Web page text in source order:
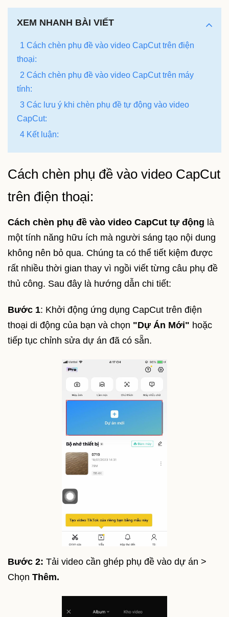
XEM NHANH BÀI VIẾT
1 Cách chèn phụ đề vào video CapCut trên điện
thoại:
2 Cách chèn phụ đề vào video CapCut trên máy
tính:
3 Các lưu ý khi chèn phụ đề tự động vào video
CapCut:
4 Kết luận:
Cách chèn phụ đề vào video CapCut
trên điện thoại:
Cách chèn phụ đề vào video CapCut tự động là
một tính năng hữu ích mà người sáng tạo nội dung
không nên bỏ qua. Chúng ta có thể tiết kiệm được
rất nhiều thời gian thay vì ngồi viết từng câu phụ đề
thủ công. Sau đây là hướng dẫn chi tiết:
Bước 1: Khởi động ứng dụng CapCut trên điện
thoại di động của bạn và chọn "Dự Án Mới" hoặc
tiếp tục chỉnh sửa dự án đã có sẵn.
Bước 2: Tải video cần ghép phụ đề vào dự án >
Chọn Thêm.